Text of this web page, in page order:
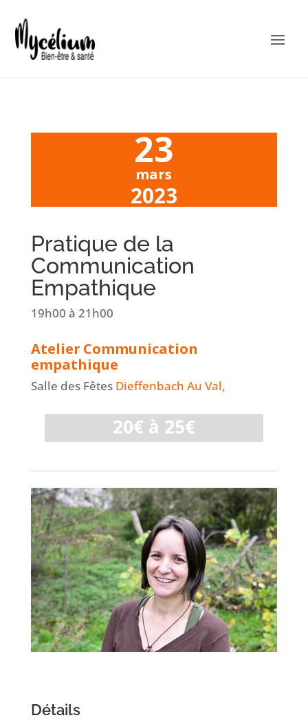
23
mars
2023
Pratique de la
Communication
Empathique
19h00 à 21h00
Atelier Communication
empathique
Salle des Fêtes Dieffenbach Au Val,
20€ à 25€
Détails